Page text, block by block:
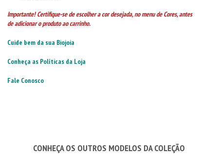
Importante! Certifique-se de escolher a cor desejada, no menu de Cores, antes
de adicionar o produto ao carrinho.
Cuide bem da sua Biojoia
Conheça as Políticas da Loja
Fale Conosco
CONHEÇA OS OUTROS MODELOS DA COLEÇÃO